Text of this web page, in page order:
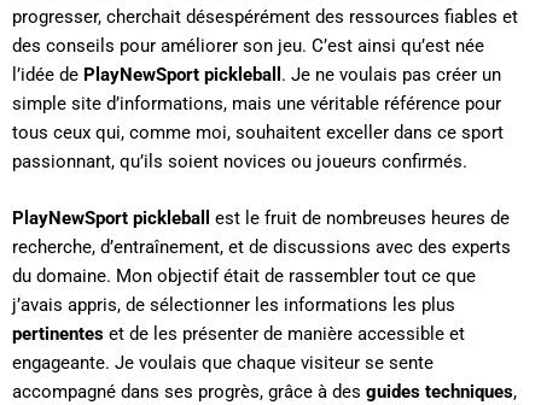
progresser, cherchait désespérément des ressources fiables et
des conseils pour améliorer son jeu. C’est ainsi qu’est née
l’idée de PlayNewSport pickleball . Je ne voulais pas créer un
simple site d’informations, mais une véritable référence pour
tous ceux qui, comme moi, souhaitent exceller dans ce sport
passionnant, qu’ils soient novices ou joueurs confirmés.
PlayNewSport pickleball
est le fruit de nombreuses heures de
recherche, d’entraînement, et de discussions avec des experts
du domaine. Mon objectif était de rassembler tout ce que
j’avais appris, de sélectionner les informations les plus
pertinentes et de les présenter de manière accessible et
engageante. Je voulais que chaque visiteur se sente
accompagné dans ses progrès, grâce à des guides techniques,